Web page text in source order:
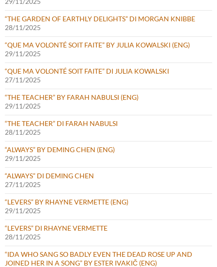
“THE GARDEN OF EARTHLY DELIGHTS” DI MORGAN KNIBBE
28/11/2025
“QUE MA VOLONTÉ SOIT FAITE” BY JULIA KOWALSKI (ENG)
29/11/2025
“QUE MA VOLONTÉ SOIT FAITE” DI JULIA KOWALSKI
27/11/2025
“THE TEACHER” BY FARAH NABULSI (ENG)
29/11/2025
“THE TEACHER” DI FARAH NABULSI
28/11/2025
“ALWAYS” BY DEMING CHEN (ENG)
29/11/2025
“ALWAYS” DI DEMING CHEN
27/11/2025
“LEVERS” BY RHAYNE VERMETTE (ENG)
29/11/2025
“LEVERS” DI RHAYNE VERMETTE
28/11/2025
“IDA WHO SANG SO BADLY EVEN THE DEAD ROSE UP AND
JOINED HER IN A SONG” BY ESTER IVAKIČ (ENG)